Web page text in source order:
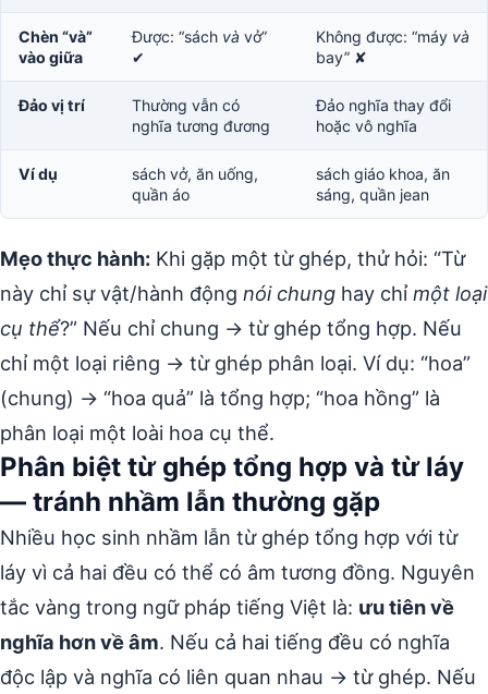
Chèn “và”
vào giữa
Được: “sách và vở”
✔
Không được: “máy và
bay” ✘
Đảo vị trí
Thường vẫn có
nghĩa tương đương
Đảo nghĩa thay đổi
hoặc vô nghĩa
Ví dụ
sách vở, ăn uống,
quần áo
sách giáo khoa, ăn
sáng, quần jean
Mẹo thực hành: Khi gặp một từ ghép, thử hỏi: “Từ
này chỉ sự vật/hành động nói chung hay chỉ một loại
cụ thể?” Nếu chỉ chung → từ ghép tổng hợp. Nếu
chỉ một loại riêng → từ ghép phân loại. Ví dụ: “hoa”
(chung) → “hoa quả” là tổng hợp; “hoa hồng” là
phân loại một loài hoa cụ thể.
Phân biệt từ ghép tổng hợp và từ láy
— tránh nhầm lẫn thường gặp
Nhiều học sinh nhầm lẫn từ ghép tổng hợp với từ
láy vì cả hai đều có thể có âm tương đồng. Nguyên
tắc vàng trong ngữ pháp tiếng Việt là: ưu tiên về
nghĩa hơn về âm. Nếu cả hai tiếng đều có nghĩa
độc lập và nghĩa có liên quan nhau → từ ghép. Nếu